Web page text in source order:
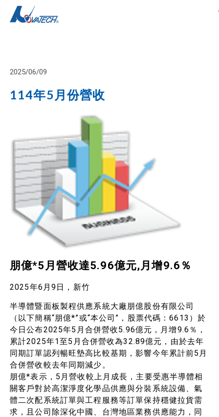
2025/06/09
114年5月份營收
朋億*5月營收達5.96億元,月增9.6％
2025年6月9日，新竹
半導體暨面板製程供應系統大廠朋億股份有限公司
（以下簡稱“朋億*”或“本公司”，股票代碼：6613）於
今日公布2025年5月合併營收5.96億元，月增9.6％，
累計2025年1至5月合併營收為32.89億元，由於去年
同期訂單認列暢旺墊高比較基期，影響今年累計前5月
合併營收較去年同期減少。
朋億*表示，5月營收較上月成長，主要受惠半導體相
關客戶對於高潔淨度化學品供應與分裝系統設備、氣
體二次配系統訂單與工程服務等訂單保持穩健拉貨需
求，且公司除深化中國、台灣地區業務供應能力，同